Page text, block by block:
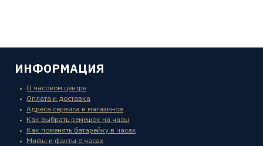
ИНФОРМАЦИЯ
О часовом центре
Оплата и доставка
Адреса сервиса и магазинов
Как выбрать ремешок на часы
Как поменять батарейку в часах
Мифы и факты о часах